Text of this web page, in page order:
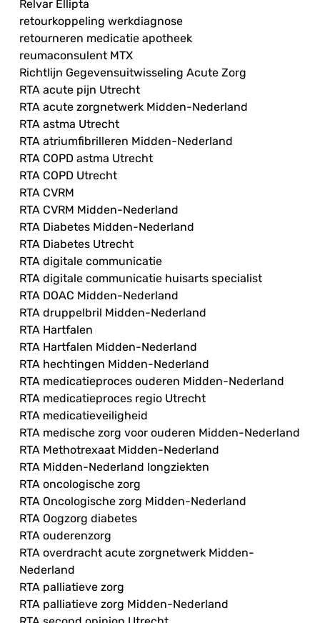
Relvar Ellipta
retourkoppeling werkdiagnose
retourneren medicatie apotheek
reumaconsulent MTX
Richtlijn Gegevensuitwisseling Acute Zorg
RTA acute pijn Utrecht
RTA acute zorgnetwerk Midden-Nederland
RTA astma Utrecht
RTA atriumfibrilleren Midden-Nederland
RTA COPD astma Utrecht
RTA COPD Utrecht
RTA CVRM
RTA CVRM Midden-Nederland
RTA Diabetes Midden-Nederland
RTA Diabetes Utrecht
RTA digitale communicatie
RTA digitale communicatie huisarts specialist
RTA DOAC Midden-Nederland
RTA druppelbril Midden-Nederland
RTA Hartfalen
RTA Hartfalen Midden-Nederland
RTA hechtingen Midden-Nederland
RTA medicatieproces ouderen Midden-Nederland
RTA medicatieproces regio Utrecht
RTA medicatieveiligheid
RTA medische zorg voor ouderen Midden-Nederland
RTA Methotrexaat Midden-Nederland
RTA Midden-Nederland longziekten
RTA oncologische zorg
RTA Oncologische zorg Midden-Nederland
RTA Oogzorg diabetes
RTA ouderenzorg
RTA overdracht acute zorgnetwerk Midden-
Nederland
RTA palliatieve zorg
RTA palliatieve zorg Midden-Nederland